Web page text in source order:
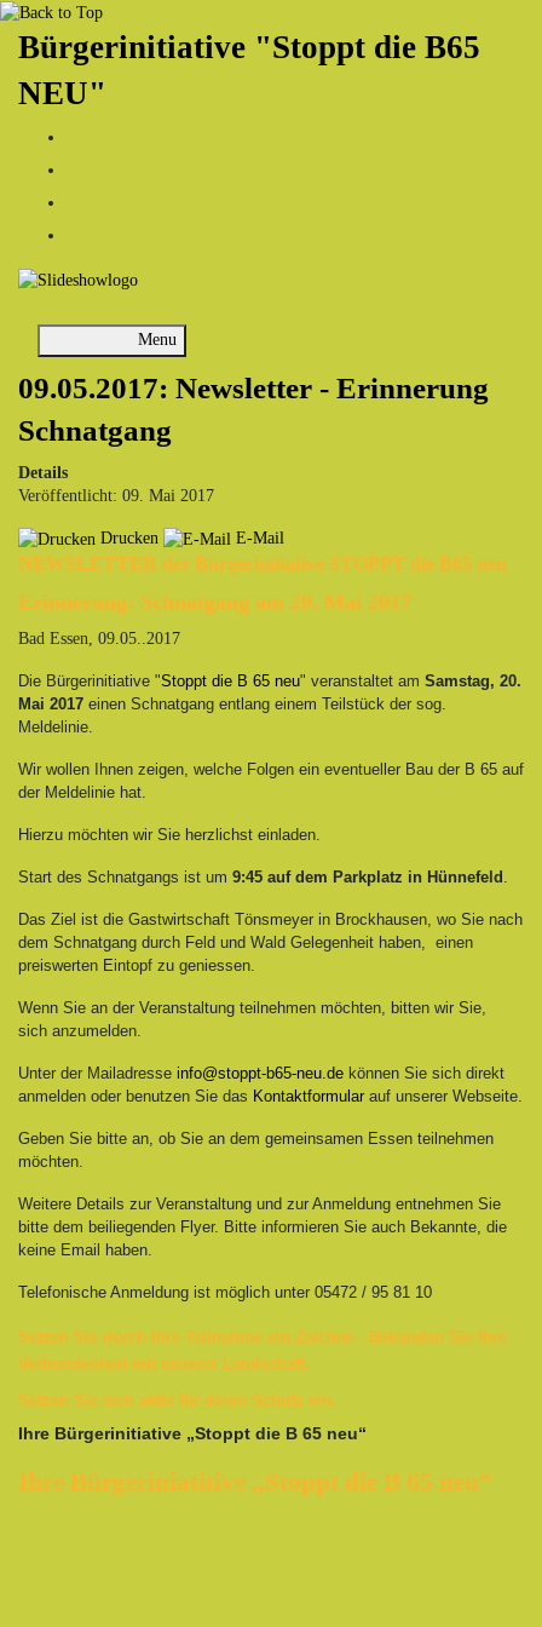
Bürgerinitiative "Stoppt die B65
NEU"
Menu
09.05.2017: Newsletter - Erinnerung
Schnatgang
Details
Veröffentlicht: 09. Mai 2017
Drucken E-Mail
NEWSLETTER der Bürgerinitiative STOPPT die B65 neu
Erinnerung: Schnatgang am 20. Mai 2017
Bad Essen, 09.05..2017
Die Bürgerinitiative "Stoppt die B 65 neu" veranstaltet am Samstag, 20.
Mai 2017 einen Schnatgang entlang einem Teilstück der sog.
Meldelinie.
Wir wollen Ihnen zeigen, welche Folgen ein eventueller Bau der B 65 auf
der Meldelinie hat.
Hierzu möchten wir Sie herzlichst einladen.
Start des Schnatgangs ist um 9:45 auf dem Parkplatz in Hünnefeld .
Das Ziel ist die Gastwirtschaft Tönsmeyer in Brockhausen, wo Sie nach
dem Schnatgang durch Feld und Wald Gelegenheit haben, einen
preiswerten Eintopf zu geniessen.
Wenn Sie an der Veranstaltung teilnehmen möchten, bitten wir Sie,
sich anzumelden.
Unter der Mailadresse info@stoppt-b65-neu.de können Sie sich direkt
anmelden oder benutzen Sie das Kontaktformular auf unserer Webseite.
Geben Sie bitte an, ob Sie an dem gemeinsamen Essen teilnehmen
möchten.
Weitere Details zur Veranstaltung und zur Anmeldung entnehmen Sie
bitte dem beiliegenden Flyer. Bitte informieren Sie auch Bekannte, die
keine Email haben.
Telefonische Anmeldung ist möglich unter 05472 / 95 81 10
Setzen Sie durch Ihre Teilnahme ein Zeichen - Bekunden Sie Ihre
Verbundenheit mit unserer Landschaft.
Setzen Sie sich aktiv für deren Schutz ein.
Ihre Bürgerinitiative „Stoppt die B 65 neu“
Ihre Bürgeriniatitive „Stoppt die B 65 neu“